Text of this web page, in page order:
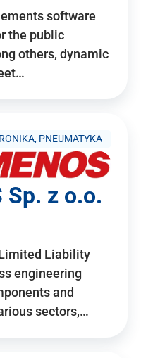
software
the public
others, dynamic
PNEUMATYKA
Sp. z o.o.
Liability
engineering
and
sectors,…